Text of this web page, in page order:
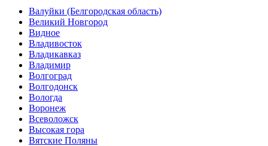
Валуйки (Белгородская область)
Великий Новгород
Видное
Владивосток
Владикавказ
Владимир
Волгоград
Волгодонск
Вологда
Воронеж
Всеволожск
Высокая гора
Вятские Поляны